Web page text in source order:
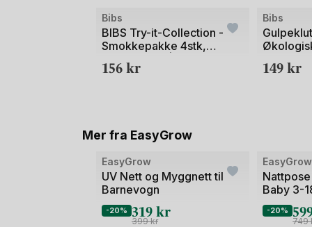
Bilde
av
Bibs
BIBS Try-it-Collection -
Smokkepakke 4stk,
Naturgummi | 0-6 mnd
156kr
Bibs
70x70
149kr
Mer fra EasyGrow
Bilde
av
EasyGrow
UV Nett og Myggnett til
Barnevogn
-20% 319kr
399kr
Bilde
av
2
EasyGrow
Baby 3-
-20%
749